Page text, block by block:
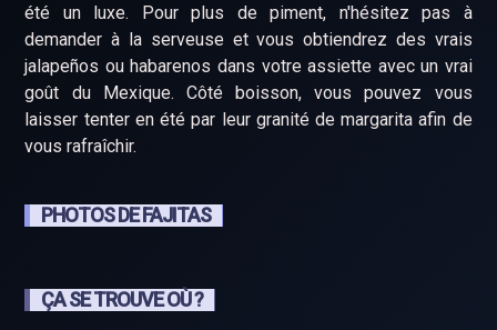
été un luxe. Pour plus de piment, n'hésitez pas à
demander à la serveuse et vous obtiendrez des vrais
jalapeños ou habarenos dans votre assiette avec un vrai
goût du Mexique. Côté boisson, vous pouvez vous
laisser tenter en été par leur granité de margarita afin de
vous rafraîchir.
PHOTOS DE FAJITAS
ÇA SE TROUVE OÙ ?